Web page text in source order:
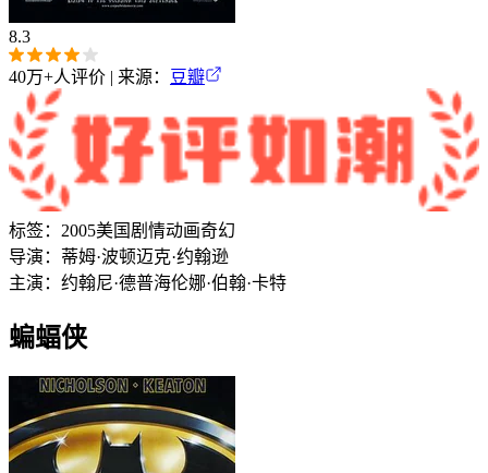
8.3
40万+人评价 | 来源： 豆瓣
标签： 2005美国 剧情动画奇幻
导演： 蒂姆·波顿迈克·约翰逊
主演： 约翰尼·德普海伦娜·伯翰·卡特
蝙蝠侠